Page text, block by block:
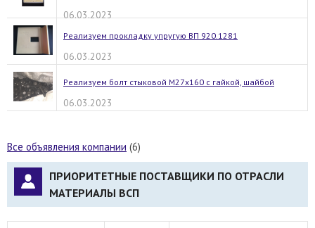
06.03.2023
Реализуем прокладку упругую ВП 920.1281
06.03.2023
Реализуем болт стыковой М27х160 с гайкой, шайбой
06.03.2023
Все объявления компании (6)
ПРИОРИТЕТНЫЕ ПОСТАВЩИКИ ПО ОТРАСЛИ
МАТЕРИАЛЫ ВСП